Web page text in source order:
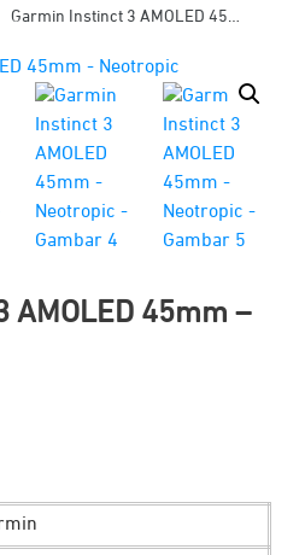
Garmin Instinct 3 AMOLED 45mm – Neotropic
AMOLED 45mm –